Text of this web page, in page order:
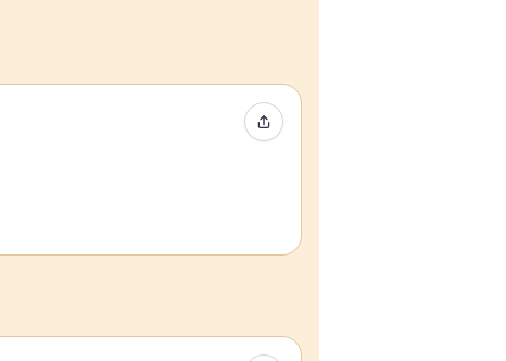
Partager l’événement